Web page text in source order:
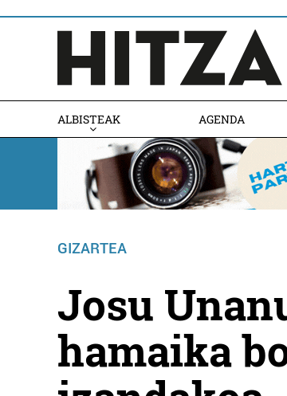
ALBISTEAK AGENDA
GIZARTEA
Josu
hamaika